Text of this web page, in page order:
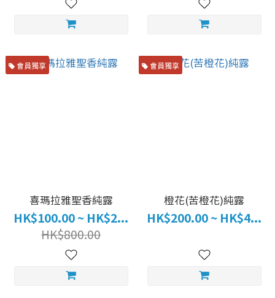
會員獨享
喜瑪拉雅聖香純露
HK$100.00 ~ HK$2...
HK$800.00
會員獨享
橙花(苦橙花)純露
HK$200.00 ~ HK$4...